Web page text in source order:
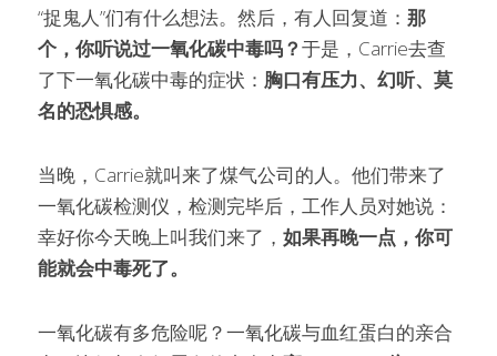
“捉鬼人”们有什么想法。然后，有人回复道： 那
个，你听说过一氧化碳中毒吗？于是，Carrie去查
了下一氧化碳中毒的症状： 胸口有压力、幻听、莫
名的恐惧感。
当晚，Carrie就叫来了煤气公司的人。他们带来了
一氧化碳检测仪，检测完毕后，工作人员对她说：
幸好你今天晚上叫我们来了， 如果再晚一点，你可
能就会中毒死了。
一氧化碳有多危险呢？一氧化碳与血红蛋白的亲合